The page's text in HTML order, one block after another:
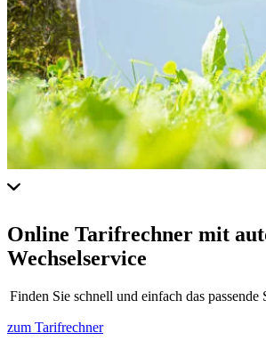
Online Tarifrechner mit
Wechselservice
Finden Sie schnell und einfach das
zum Tarifrechner